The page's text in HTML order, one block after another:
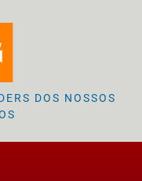
DOS NOSSOS